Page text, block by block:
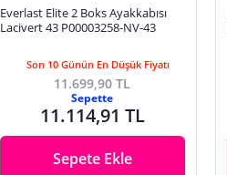
Everlast Elite 2 Boks Ayakkabısı
Lacivert 43 P00003258-NV-43
Son 10 Günün En Düşük Fiyatı
11.699,90 TL
Sepette
11.114,91 TL
Sepete Ekle